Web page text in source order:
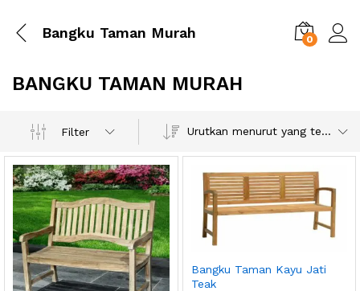
Bangku Taman Murah 0
BANGKU TAMAN MURAH
Filter Urutkan menurut yang terbaru
Bangku Taman Kayu Jati
Teak